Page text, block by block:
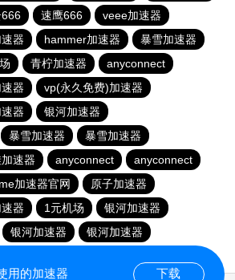
速鹰666
veee加速器
器 hammer加速器
暴雪加速器
青柠加速器
anyconnect
器
vp(永久免费)加速器
器
银河加速器
暴雪加速器
暴雪加速器
速器 anyconnect
anyconnect
加速器官网
原子加速器
器 1元机场
银河加速器
银河加速器
银河加速器
用的加速器 下载